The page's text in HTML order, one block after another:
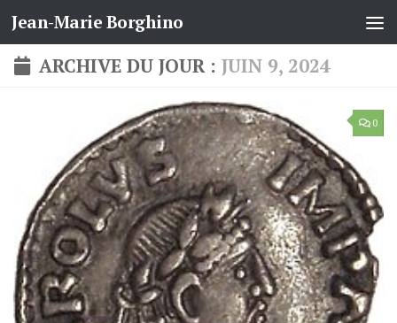
Skip to content
Jean-Marie Borghino
ARCHIVE DU JOUR : JUIN 9, 2024
0